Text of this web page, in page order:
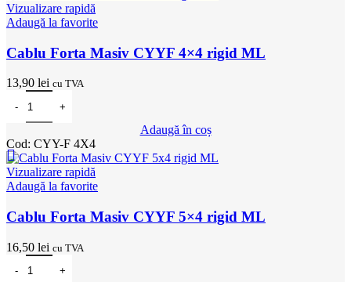
Vizualizare rapidă
Adaugă la favorite
Cablu Forta Masiv CYYF 4×4 rigid ML
13,90 lei cu TVA
Cantitate Cablu Forta Masiv CYYF 4x4 rigid ML
Adaugă în coș
Cod: CYY-F 4X4
Vizualizare rapidă
Adaugă la favorite
Cablu Forta Masiv CYYF 5×4 rigid ML
16,50 lei cu TVA
Cantitate Cablu Forta Masiv CYYF 5x4 rigid ML